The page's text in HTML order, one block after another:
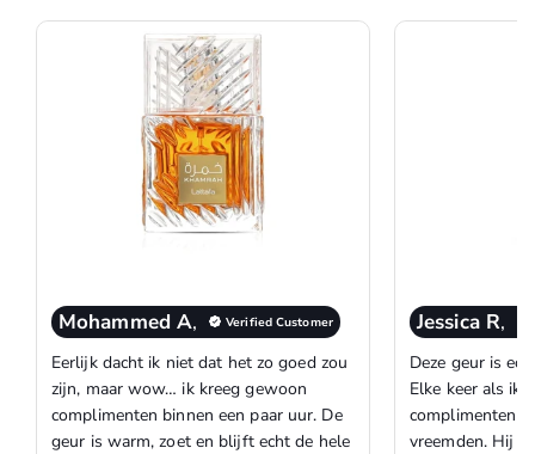
Mohammed A, Verified Customer
Eerlijk dacht ik niet dat het zo goed zou
zijn, maar wow… ik kreeg gewoon
complimenten binnen een paar uur. De
geur is warm, zoet en blijft echt de hele
Jessica R,
Deze geur is
Elke keer als ik
complimenten
vreemden. Hij